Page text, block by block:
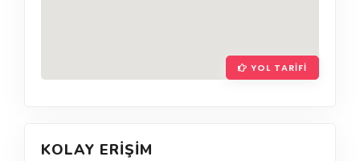
YOL TARIFI
KOLAY ERIŞIM